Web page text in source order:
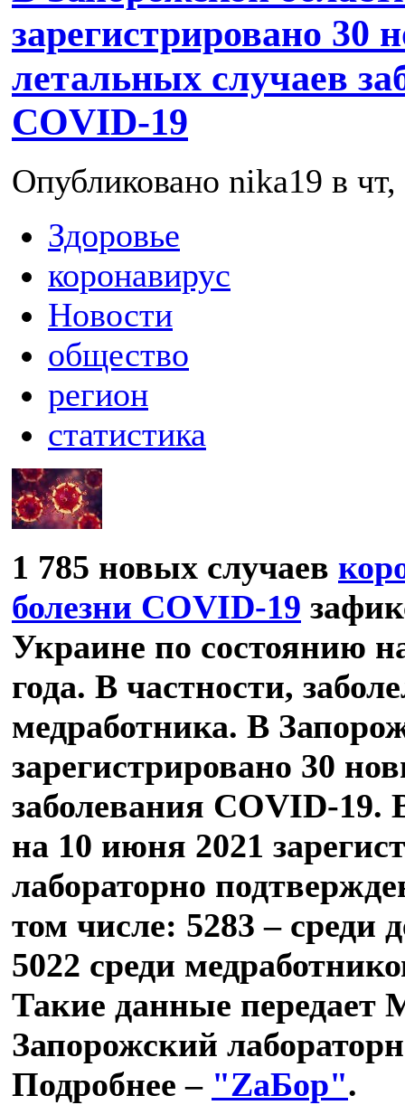
зарегистрировано 30
летальных случаев
COVID-19
Опубликовано nika19 в
Здоровье
коронавирус
Новости
общество
регион
статистика
1 785 новых случаев
болезни COVID-19
Украине по состоянию
года. В частности,
медработника. В
зарегистрировано 30
заболевания COVID-19.
на 10 июня 2021
лабораторно
том числе: 5283 – среди
5022 среди
Такие данные передает
Запорожский
Подробнее – "ZаБор".